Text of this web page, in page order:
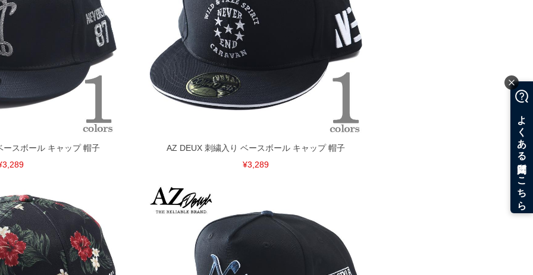
にご連絡ください。
品交換不可とさせて頂いております。予めご了承くださ
ースボール キャップ 帽子
AZ DEUX 刺繍入り ベースボール キャップ 帽子
¥3,289